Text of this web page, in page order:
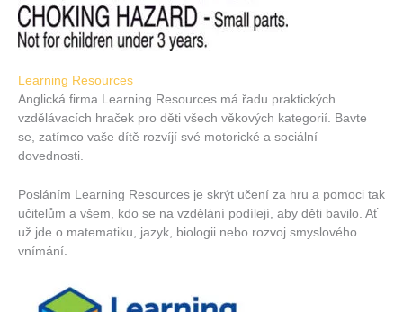
Learning Resources
Anglická firma Learning Resources má řadu praktických
vzdělávacích hraček pro děti všech věkových kategorií. Bavte
se, zatímco vaše dítě rozvíjí své motorické a sociální
dovednosti.
Posláním Learning Resources je skrýt učení za hru a pomoci tak
učitelům a všem, kdo se na vzdělání podílejí, aby děti bavilo. Ať
už jde o matematiku, jazyk, biologii nebo rozvoj smyslového
vnímání.